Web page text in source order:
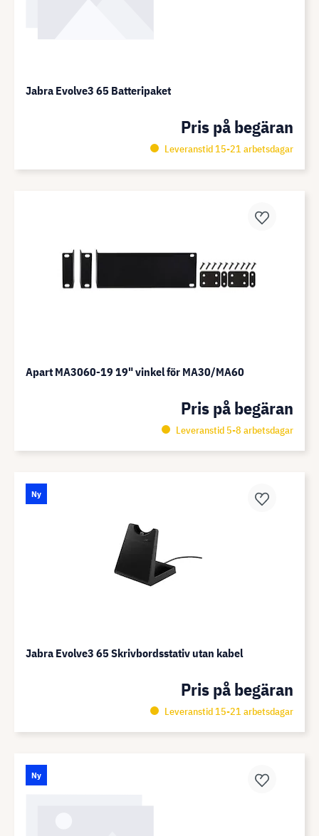
Jabra Evolve3 65 Batteripaket
Pris på begäran
Leveranstid 15-21 arbetsdagar
Apart MA3060-19 19" vinkel för MA30/MA60
Pris på begäran
Leveranstid 5-8 arbetsdagar
Ny
Jabra Evolve3 65 Skrivbordsstativ utan kabel
Pris på begäran
Leveranstid 15-21 arbetsdagar
Ny